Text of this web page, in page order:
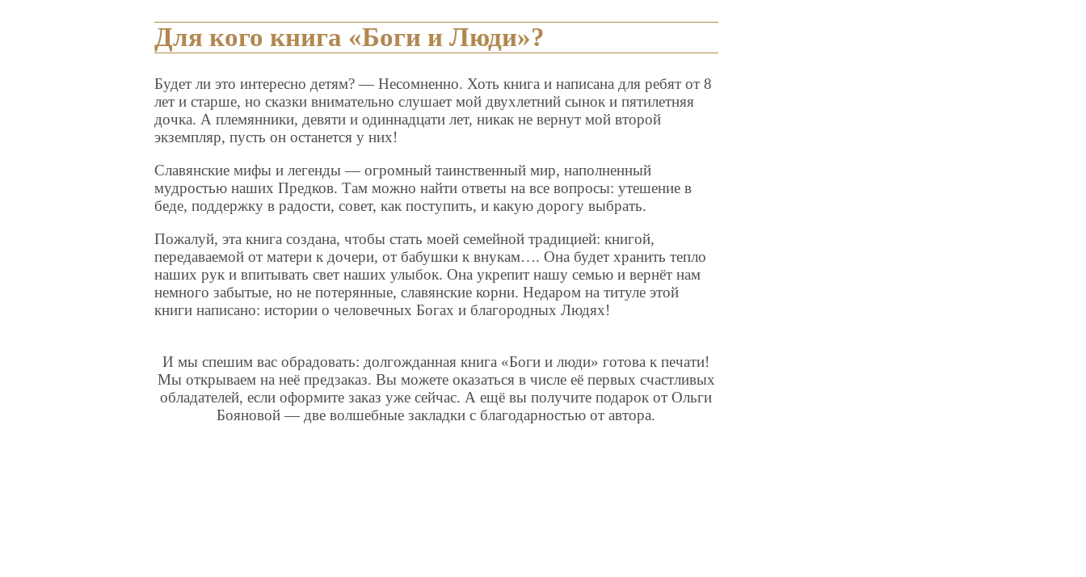
Для кого книга «Боги и Люди»?
Будет ли это интересно детям? — Несомненно. Хоть книга и написана для ребят от 8
лет и старше, но сказки внимательно слушает мой двухлетний сынок и пятилетняя
дочка. А племянники, девяти и одиннадцати лет, никак не вернут мой второй
экземпляр, пусть он останется у них!
Славянские мифы и легенды — огромный таинственный мир, наполненный
мудростью наших Предков. Там можно найти ответы на все вопросы: утешение в
беде, поддержку в радости, совет, как поступить, и какую дорогу выбрать.
Пожалуй, эта книга создана, чтобы стать моей семейной традицией: книгой,
передаваемой от матери к дочери, от бабушки к внукам…. Она будет хранить тепло
наших рук и впитывать свет наших улыбок. Она укрепит нашу семью и вернёт нам
немного забытые, но не потерянные, славянские корни. Недаром на титуле этой
книги написано: истории о человечных Богах и благородных Людях!
И мы спешим вас обрадовать: долгожданная книга «Боги и люди» готова к печати!
Мы открываем на неё предзаказ. Вы можете оказаться в числе её первых счастливых
обладателей, если оформите заказ уже сейчас. А ещё вы получите подарок от Ольги
Бояновой — две волшебные закладки с благодарностью от автора.